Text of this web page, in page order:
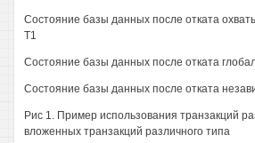
Состояние базы данных после отката
Т1
Состояние базы данных после отката
Состояние базы данных после отката
Рис 1. Пример использования транзакций
вложенных транзакций различного типа